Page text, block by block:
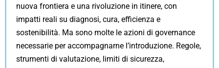
nuova frontiera e una rivoluzione in itinere, con
impatti reali su diagnosi, cura, efficienza e
sostenibilità. Ma sono molte le azioni di governance
necessarie per accompagnarne l’introduzione. Regole,
strumenti di valutazione, limiti di sicurezza,